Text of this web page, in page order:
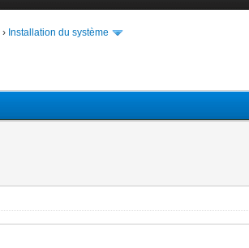
› Installation du système